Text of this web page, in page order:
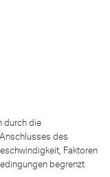
durch die
des
Faktoren
begrenzt